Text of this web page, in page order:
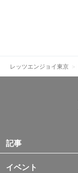
レッツエンジョイ東京
記事
イベント